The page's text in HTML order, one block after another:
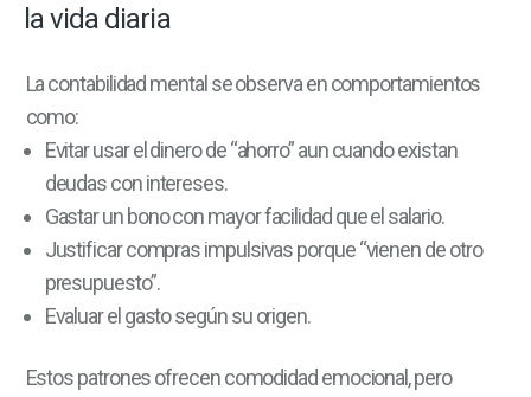
la vida diaria
La contabilidad mental se observa en comportamientos
como:
Evitar usar el dinero de “ahorro” aun cuando existan
deudas con intereses.
Gastar un bono con mayor facilidad que el salario.
Justificar compras impulsivas porque “vienen de otro
presupuesto”.
Evaluar el gasto según su origen.
Estos patrones ofrecen comodidad emocional, pero